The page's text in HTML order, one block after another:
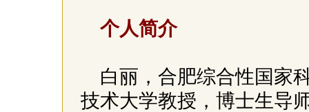
个人简介
白丽，合肥综合性国家
技术大学教授，博士生导